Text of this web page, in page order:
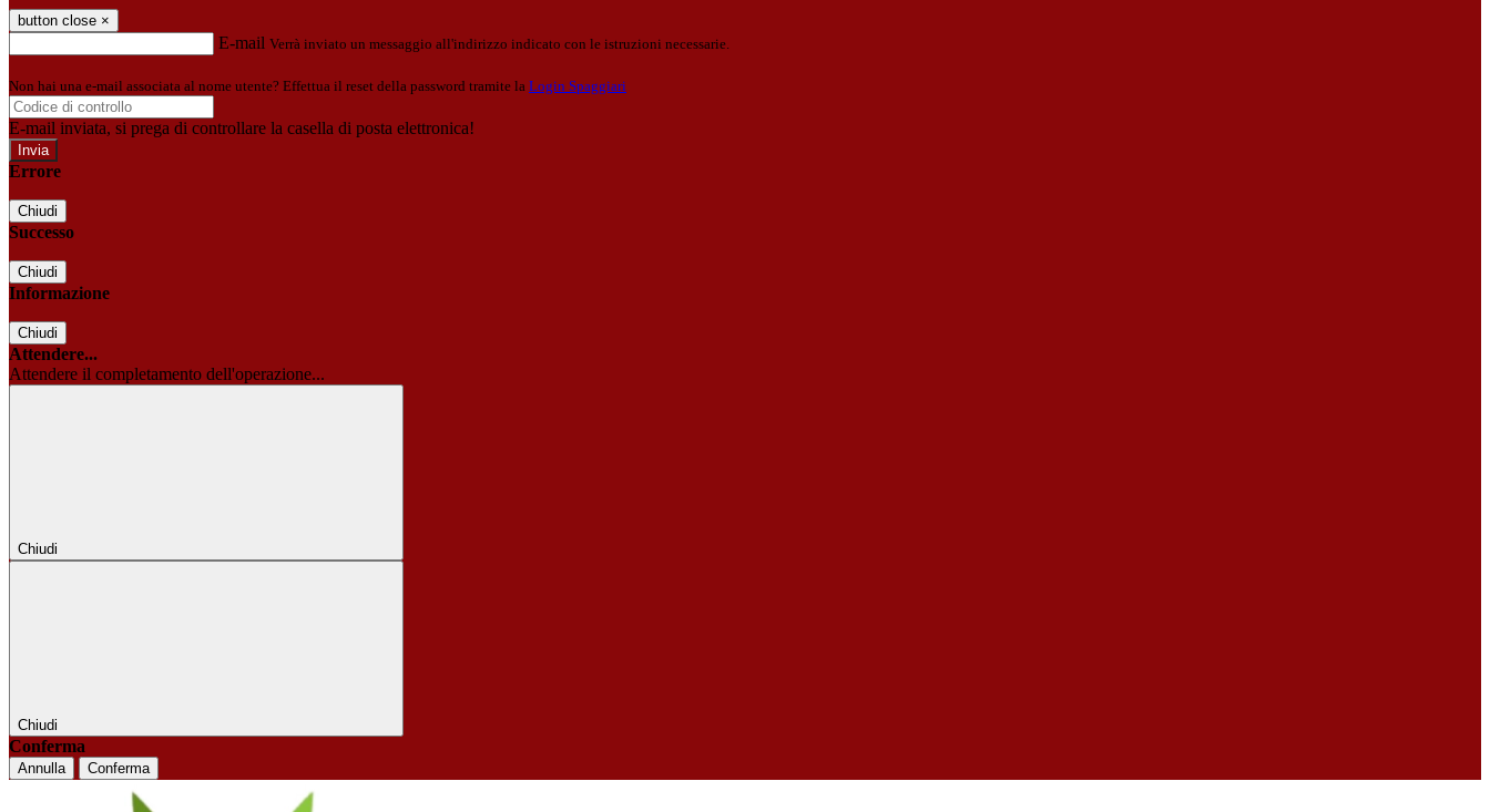
button close ×
E-mail Verrà inviato un messaggio all'indirizzo indicato con le istruzioni necessarie.
Non hai una e-mail associata al nome utente? Effettua il reset della password tramite la Login Spaggiari
E-mail inviata, si prega di controllare la casella di posta elettronica!
Errore
Chiudi
Successo
Chiudi
Informazione
Chiudi
Attendere...
Attendere il completamento dell'operazione...
Chiudi
Chiudi
Conferma
Annulla Conferma